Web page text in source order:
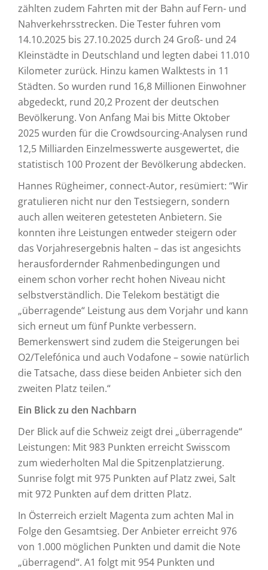
zählten zudem Fahrten mit der Bahn auf Fern- und
Nahverkehrsstrecken. Die Tester fuhren vom
14.10.2025 bis 27.10.2025 durch 24 Groß- und 24
Kleinstädte in Deutschland und legten dabei 11.010
Kilometer zurück. Hinzu kamen Walktests in 11
Städten. So wurden rund 16,8 Millionen Einwohner
abgedeckt, rund 20,2 Prozent der deutschen
Bevölkerung. Von Anfang Mai bis Mitte Oktober
2025 wurden für die Crowdsourcing-Analysen rund
12,5 Milliarden Einzelmesswerte ausgewertet, die
statistisch 100 Prozent der Bevölkerung abdecken.
Hannes Rügheimer, connect-Autor, resümiert: “Wir
gratulieren nicht nur den Testsiegern, sondern
auch allen weiteren getesteten Anbietern. Sie
konnten ihre Leistungen entweder steigern oder
das Vorjahresergebnis halten – das ist angesichts
herausfordernder Rahmenbedingungen und
einem schon vorher recht hohen Niveau nicht
selbstverständlich. Die Telekom bestätigt die
„überragende“ Leistung aus dem Vorjahr und kann
sich erneut um fünf Punkte verbessern.
Bemerkenswert sind zudem die Steigerungen bei
O2/Telefónica und auch Vodafone – sowie natürlich
die Tatsache, dass diese beiden Anbieter sich den
zweiten Platz teilen.“
Ein Blick zu den Nachbarn
Der Blick auf die Schweiz zeigt drei „überragende“
Leistungen: Mit 983 Punkten erreicht Swisscom
zum wiederholten Mal die Spitzenplatzierung.
Sunrise folgt mit 975 Punkten auf Platz zwei, Salt
mit 972 Punkten auf dem dritten Platz.
In Österreich erzielt Magenta zum achten Mal in
Folge den Gesamtsieg. Der Anbieter erreicht 976
von 1.000 möglichen Punkten und damit die Note
„überragend“. A1 folgt mit 954 Punkten und